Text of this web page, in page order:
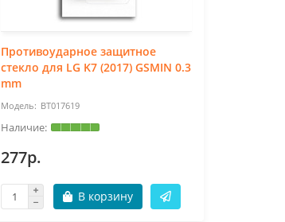
Противоударное защитное
стекло для LG K7 (2017) GSMIN 0.3
mm
BT017619
277р.
В корзину